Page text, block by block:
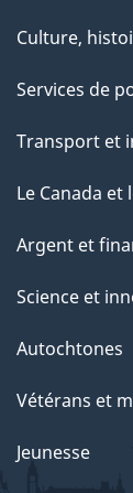
Culture,
Services de
Transport et
Le Canada et
Argent et
Science et
Autochtones
Vétérans et
Jeunesse